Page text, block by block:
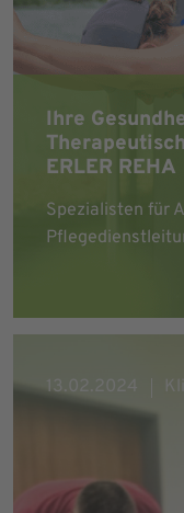
Ihre
ERLER REHA
Spezialisten für
13.02.2024